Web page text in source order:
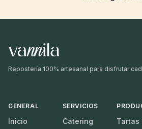
Repostería 100% artesanal para disfrutar
GENERAL
Inicio
SERVICIOS
Catering
Tartas